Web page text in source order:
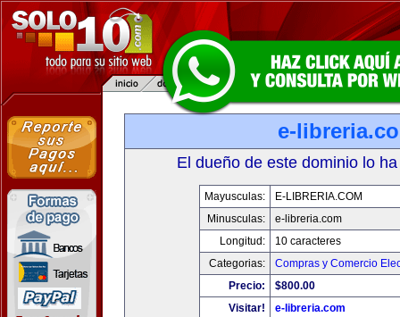
e-
El dueño de este dominio lo
Mayusculas:
E-LIBRERIA.COM
Minusculas:
e-libreria.com
Longitud:
10 caracteres
Categorias:
Compras y Comercio
Precio:
$800.00
Visitar!
e-libreria.com